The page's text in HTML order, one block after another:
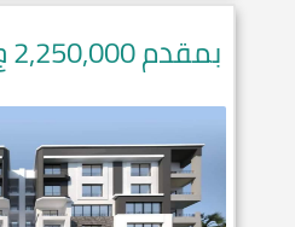
بمقدم 2,250,000